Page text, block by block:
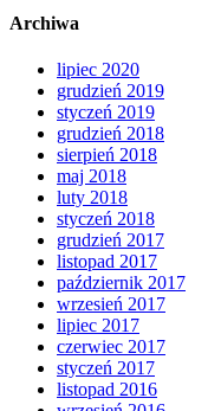
Archiwa
lipiec 2020
grudzień 2019
styczeń 2019
grudzień 2018
sierpień 2018
maj 2018
luty 2018
styczeń 2018
grudzień 2017
listopad 2017
październik 2017
wrzesień 2017
lipiec 2017
czerwiec 2017
styczeń 2017
listopad 2016